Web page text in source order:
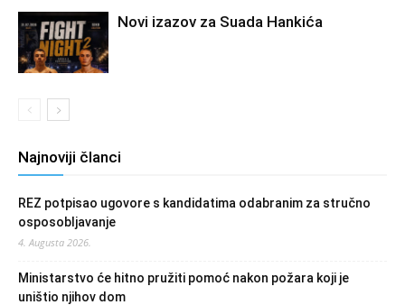
Novi izazov za Suada Hankića
Najnoviji članci
REZ potpisao ugovore s kandidatima odabranim za stručno
osposobljavanje
4. Augusta 2026.
Ministarstvo će hitno pružiti pomoć nakon požara koji je
uništio njihov dom